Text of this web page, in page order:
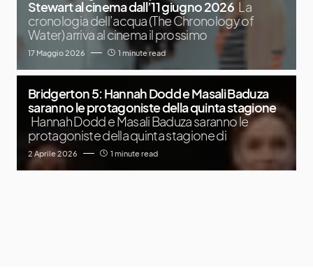
Stewart al cinema dall’11 giugno 2026 La
cronologia dell’acqua (The Chronology of
Water) arriva al cinema il prossimo
17 Maggio 2026 1 minute read
Bridgerton 5: Hannah Dodd e Masali Baduza
saranno le protagoniste della quinta stagione
Hannah Dodd e Masali Baduza saranno le
protagoniste della quinta stagione di
2 Aprile 2026 1 minute read